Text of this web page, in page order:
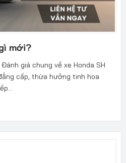
mới?
giá chung về xe Honda SH
cấp, thừa hưởng tinh hoa